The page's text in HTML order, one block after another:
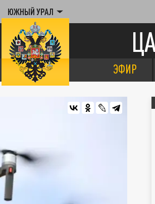
ЮЖНЫЙ УРАЛ
ЭФИР